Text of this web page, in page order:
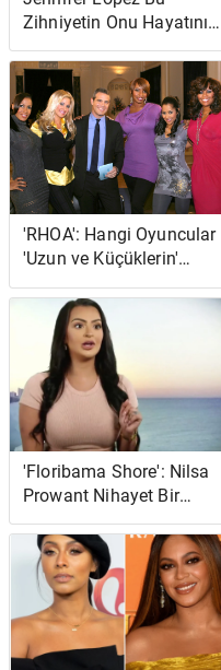
Zihniyetin Onu Hayatının
'En İyi Şekline' Getirdiğini
İddia Ediyor
'RHOA': Hangi Oyuncular
'Uzun ve Küçüklerin'
Dışındaydı?
'Floribama Shore': Nilsa
Prowant Nihayet Bir
Düğün Tarihi Belirledi